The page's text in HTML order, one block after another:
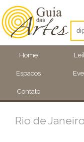
Home
Espacos
Contato
Rio de Janeiro